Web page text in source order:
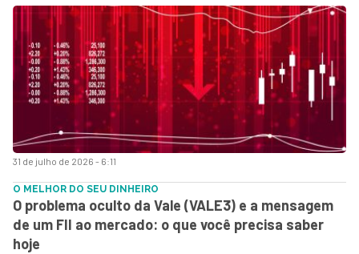
31 de julho de 2026 - 6:11
O MELHOR DO SEU DINHEIRO
O problema oculto da Vale (VALE3) e a mensagem
de um FII ao mercado: o que você precisa saber
hoje